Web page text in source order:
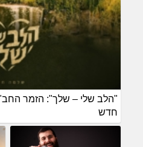
"הלב שלי – שלך": הזמר
חדש